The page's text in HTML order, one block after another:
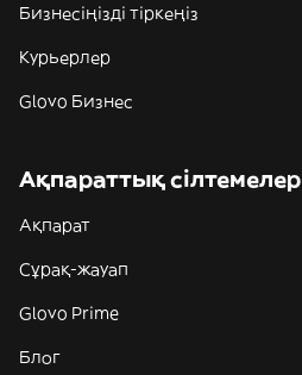
Бизнесіңізді тіркеңіз
Курьерлер
Glovo Бизнес
Ақпараттық сілтемелер
Ақпарат
Сұрақ-жауап
Glovo Prime
Блог